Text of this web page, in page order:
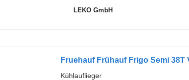
LEKO GmbH
Fruehauf Frühauf Frigo Semi 38T
Kühlauflieger